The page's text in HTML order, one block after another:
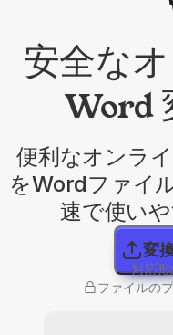
安全な
Word
便利なオンラ
をWordファイ
速で使いや
変
対応形
ファイルの